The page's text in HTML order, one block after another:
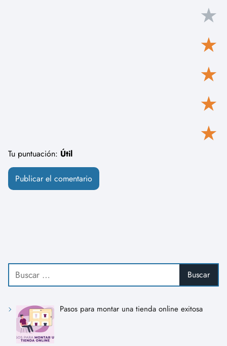
★
★
★
★
★
Tu puntuación: Útil
Pasos para montar una tienda online exitosa